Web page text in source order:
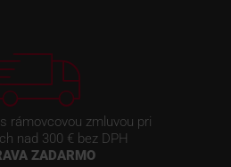
rámovcovou zmluvou pri
nad 300 € bez DPH
ZADARMO